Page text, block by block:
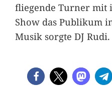
fliegende Turner mit
Show das Publikum
Musik sorgte DJ